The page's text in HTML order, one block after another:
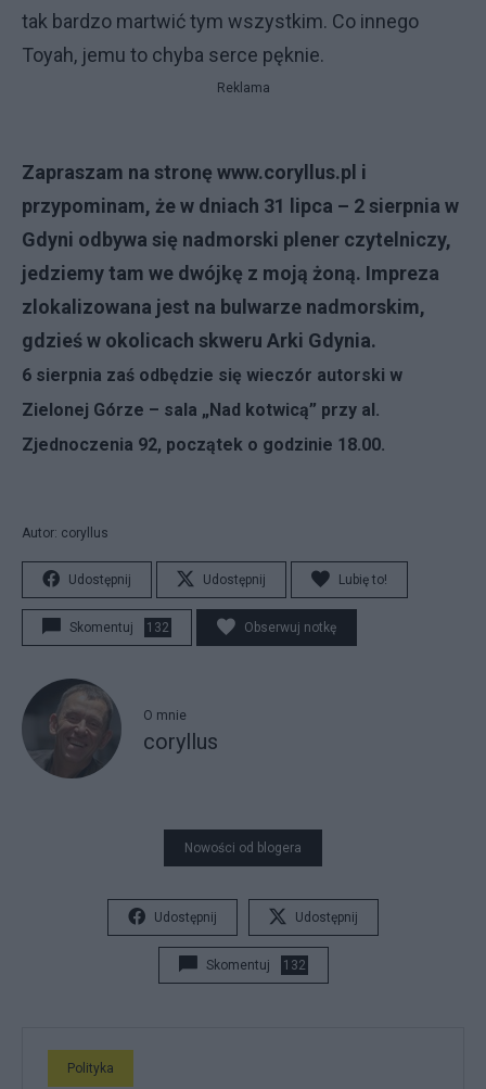
tak bardzo martwić tym wszystkim. Co innego
Toyah, jemu to chyba serce pęknie.
Reklama
Zapraszam na stronę www.coryllus.pl i
przypominam, że w dniach 31 lipca – 2 sierpnia w
Gdyni odbywa się nadmorski plener czytelniczy,
jedziemy tam we dwójkę z moją żoną. Impreza
zlokalizowana jest na bulwarze nadmorskim,
gdzieś w okolicach skweru Arki Gdynia.
6 sierpnia zaś odbędzie się wieczór autorski w
Zielonej Górze – sala „Nad kotwicą” przy al.
Zjednoczenia 92, początek o godzinie 18.00.
Autor: coryllus
Udostępnij Udostępnij Lubię to!
Skomentuj 132 Obserwuj notkę
O mnie
coryllus
Nowości od blogera
Udostępnij Udostępnij
Skomentuj 132
Polityka